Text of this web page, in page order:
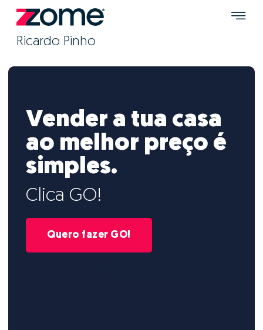
Ricardo Pinho
Vender a tua casa
ao melhor preço é
simples.
Clica GO!
Quero fazer GO!